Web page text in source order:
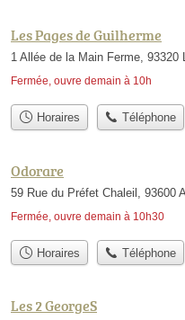
Les Pages de Guilherme
1 Allée de la Main Ferme,
Fermée, ouvre demain à 10h
Horaires Téléphone
Odorare
59 Rue du Préfet Chaleil, 93600
Fermée, ouvre demain à 10h30
Horaires Téléphone
Les 2 GeorgeS